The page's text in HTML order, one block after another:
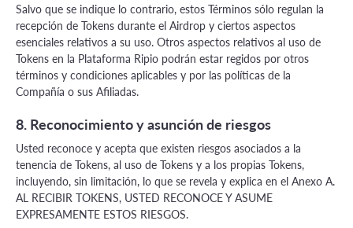
Salvo que se indique lo contrario, estos Términos sólo regulan la
recepción de Tokens durante el Airdrop y ciertos aspectos
esenciales relativos a su uso. Otros aspectos relativos al uso de
Tokens en la Plataforma Ripio podrán estar regidos por otros
términos y condiciones aplicables y por las políticas de la
Compañía o sus Afiliadas.
8. Reconocimiento y asunción de riesgos
Usted reconoce y acepta que existen riesgos asociados a la
tenencia de Tokens, al uso de Tokens y a los propias Tokens,
incluyendo, sin limitación, lo que se revela y explica en el Anexo A.
AL RECIBIR TOKENS, USTED RECONOCE Y ASUME
EXPRESAMENTE ESTOS RIESGOS.